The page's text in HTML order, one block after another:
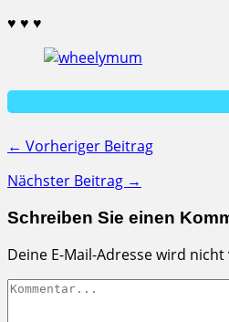
♥ ♥ ♥
← Vorheriger Beitrag
Nächster Beitrag →
Schreiben Sie einen
Deine E-Mail-Adresse wird